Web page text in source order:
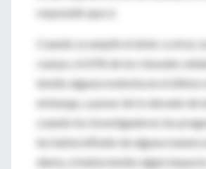
respondió que sí.
Cuando se amplió el dolor a otras
cuerpo, el 65% de los chavales
tenido alguna molestia en el último
embargo, a pesar de lo elevado de
cuando los investigadores les
les había influido de alguna manera
diaria, si había tenido algún impacto